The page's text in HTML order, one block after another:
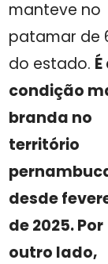
manteve no
patamar de
do estado.
condição
branda no
território
desde
de 2025. Por
outro lado,